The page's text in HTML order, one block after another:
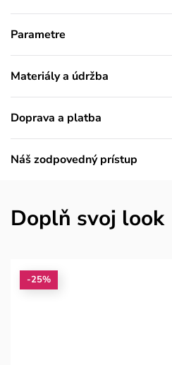
Parametre
Materiály a údržba
Doprava a platba
Náš zodpovedný prístup
Doplň svoj look
-25%